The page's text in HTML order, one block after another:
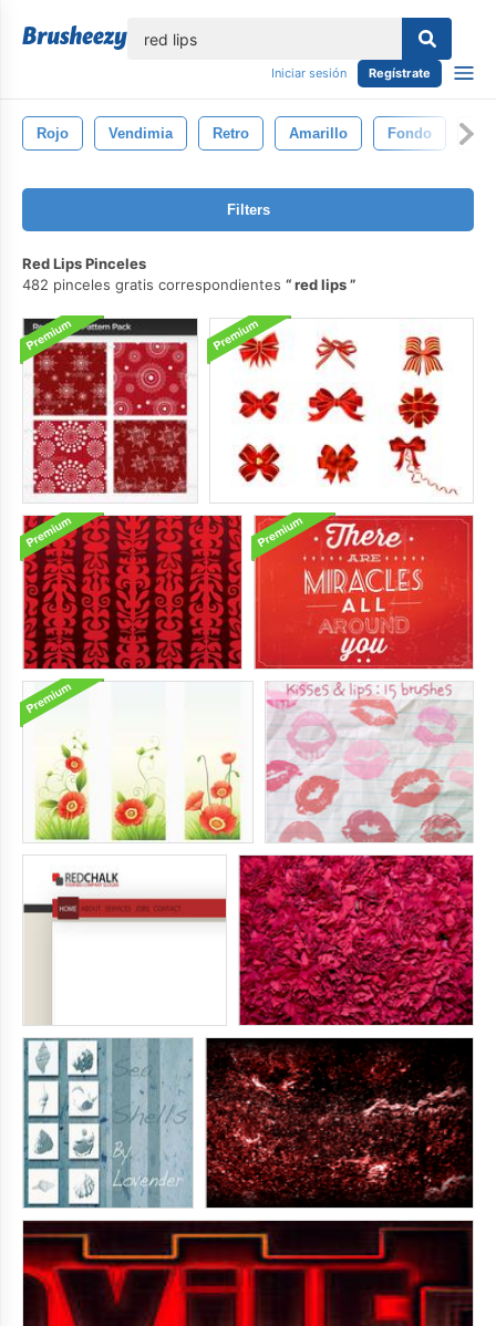
Iniciar sesión Regístrate
Rojo Vendimia Retro Amarillo Fondo
Filters
Red Lips Pinceles
482 pinceles gratis correspondientes
red lips